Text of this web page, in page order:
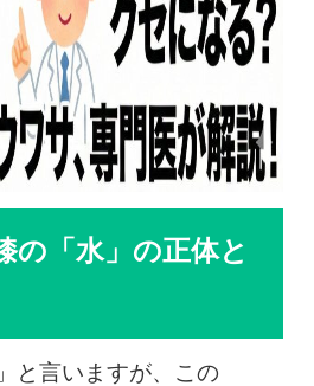
の「水」の正体と
と言いますが、この